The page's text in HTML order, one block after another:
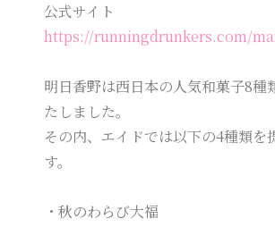
公式サイト
https://runningdrunkers.com/
明日香野は西日本の人気和菓子8種
たしました。
その内、エイドでは以下の4種類を
す。
・秋のわらび大福